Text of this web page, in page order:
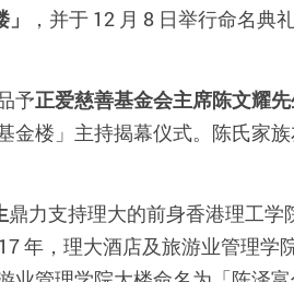
，并于 12 月 8 日举行命名典
予正爱慈善基金会主席陈文耀
楼」主持揭幕仪式。陈氏家族
鼎力支持理大的前身香港理工学
年，理大酒店及旅游业管理学